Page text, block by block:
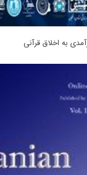
به اخلاق قرآنی